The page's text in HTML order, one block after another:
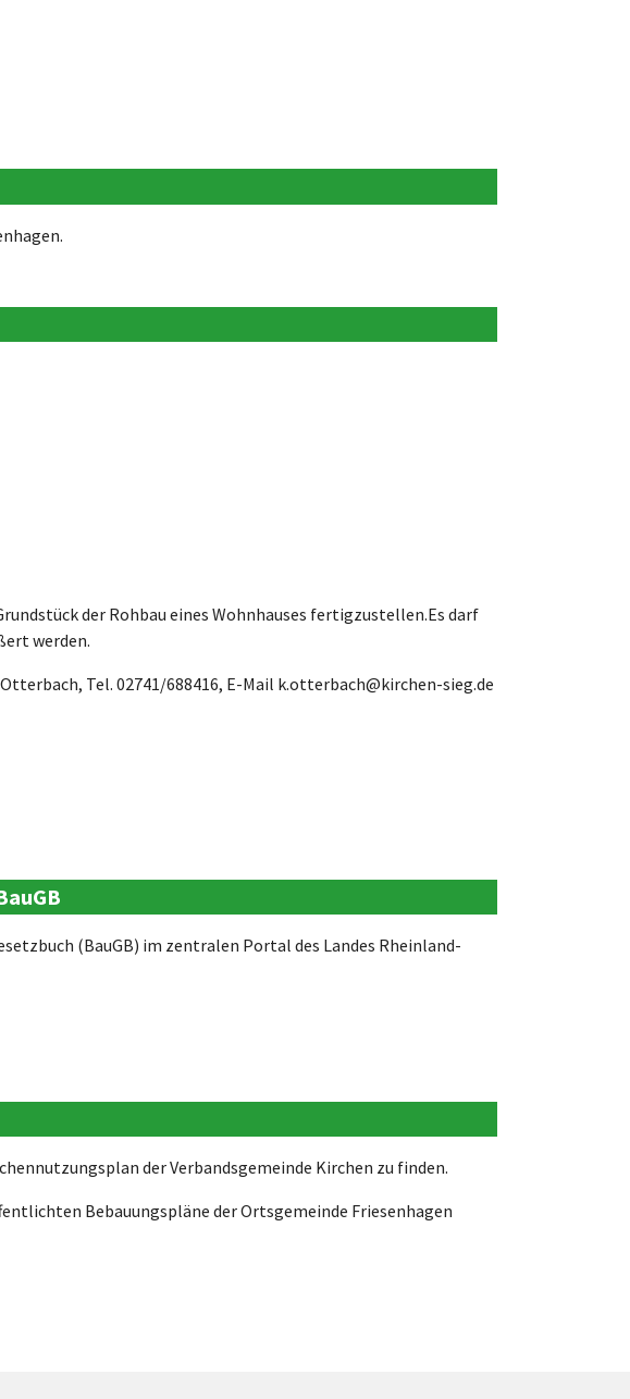
der Rohbau eines Wohnhauses fertigzustellen.Es darf
werden.
Tel. 02741/688416, E-Mail k.otterbach@kirchen-sieg.de
(BauGB) im zentralen Portal des Landes Rheinland-
der Verbandsgemeinde Kirchen zu finden.
Bebauungspläne der Ortsgemeinde Friesenhagen